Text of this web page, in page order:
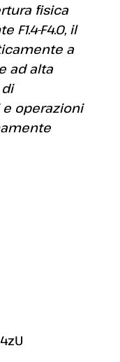
fisica
F4.0, il
a
ad alta
operazioni